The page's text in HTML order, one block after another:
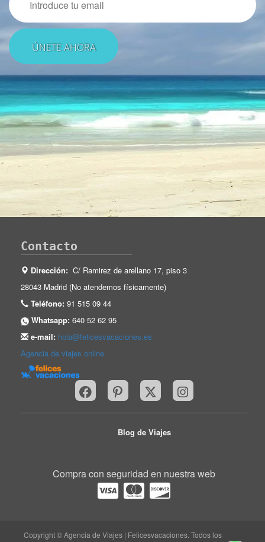
Contacto
Dirección: C/ Ramirez de arellano 17, piso 3
28043 Madrid (No atendemos físicamente)
Teléfono: 91 515 09 44
Whatsapp: 640 52 62 95
e-mail: hola@felicesvacaciones.es
Agencia de viajes online
Blog de Viajes
Compra con seguridad en nuestra web
Copyright © Agencia de Viajes | Felicesvacaciones. Todos los